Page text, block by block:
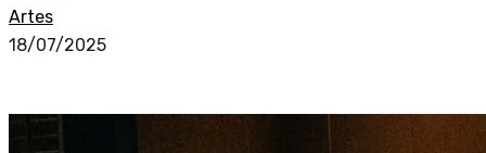
Artes
18/07/2025